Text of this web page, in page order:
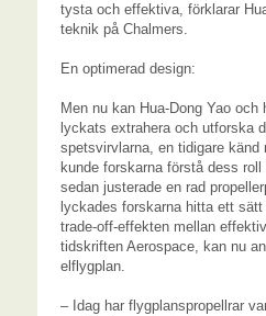
tysta och effektiva, förklarar
teknik på Chalmers.
En optimerad design:
Men nu kan Hua-Dong Yao
lyckats extrahera och utforska
spetsvirvlarna, en tidigare
kunde forskarna förstå dess
sedan justerade en rad
lyckades forskarna hitta ett
trade-off-effekten mellan
tidskriften Aerospace, kan nu
elflygplan.
– Idag har flygplanspropellrar